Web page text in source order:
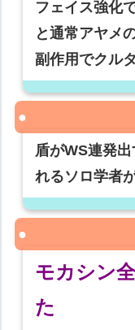
フェイス強化
と通常アヤメ
副作用でクル
盾がWS連発
れるソロ学者
モカシン
た